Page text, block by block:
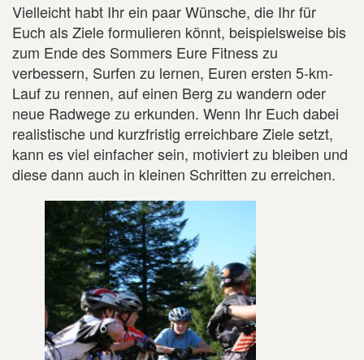
Vielleicht habt Ihr ein paar Wünsche, die Ihr für
Euch als Ziele formulieren könnt, beispielsweise bis
zum Ende des Sommers Eure Fitness zu
verbessern, Surfen zu lernen, Euren ersten 5-km-
Lauf zu rennen, auf einen Berg zu wandern oder
neue Radwege zu erkunden. Wenn Ihr Euch dabei
realistische und kurzfristig erreichbare Ziele setzt,
kann es viel einfacher sein, motiviert zu bleiben und
diese dann auch in kleinen Schritten zu erreichen.